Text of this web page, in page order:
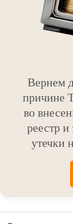
Вернем
причине
во
реестр
утечки